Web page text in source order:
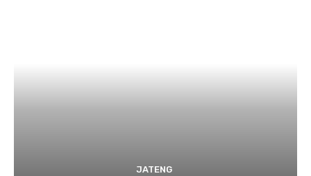
JATENG